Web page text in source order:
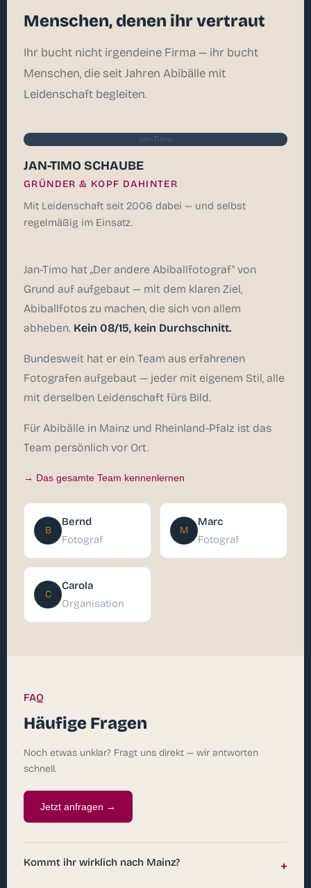
Menschen, denen ihr vertraut
Ihr bucht nicht irgendeine Firma — ihr bucht
Menschen, die seit Jahren Abibälle mit
Leidenschaft begleiten.
Jan-Timo
JAN-TIMO SCHAUBE
GRÜNDER & KOPF DAHINTER
Mit Leidenschaft seit 2006 dabei — und selbst
regelmäßig im Einsatz.
Jan-Timo hat „Der andere Abiballfotograf" von
Grund auf aufgebaut — mit dem klaren Ziel,
Abiballfotos zu machen, die sich von allem
abheben. Kein 08/15, kein Durchschnitt.
Bundesweit hat er ein Team aus erfahrenen
Fotografen aufgebaut — jeder mit eigenem Stil, alle
mit derselben Leidenschaft fürs Bild.
Für Abibälle in Mainz und Rheinland-Pfalz ist das
Team persönlich vor Ort.
→ Das gesamte Team kennenlernen
B
Bernd
Fotograf
M
Marc
Fotograf
C
Carola
Organisation
FAQ
Häufige Fragen
Noch etwas unklar? Fragt uns direkt — wir antworten
schnell.
Jetzt anfragen →
Kommt ihr wirklich nach Mainz? +